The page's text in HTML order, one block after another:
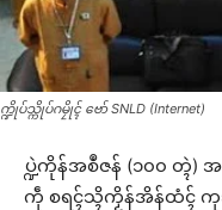
က္ဍိုပ်သ္ကိုပ်ဂမၠိုၚ် ဗော် SNLD (Internet)
ပ္ဍဲကိုန်အစဳဇန် (၁၀၀ တ္ၚဲ
ကဵု စရၚ်သ္ၚိကၟိန်အိန်ထံၚ် ကု